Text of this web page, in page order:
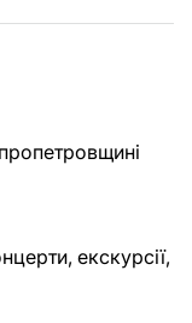
екскурсії,